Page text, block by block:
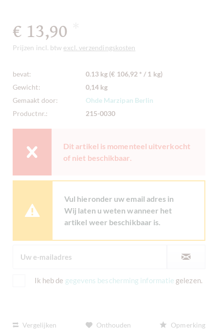
€ 13,90
Prijzen incl. btw excl. verzendingskosten
bevat:
0.13 kg (€ 106,92 * / 1 kg)
Gewicht:
0,14 kg
Gemaakt door:
Ohde Marzipan Berlin
Productnr.:
215-0030
Dit artikel is momenteel uitverkocht
of niet beschikbaar.
Vul hieronder uw email adres in
Wij laten u weten wanneer het
artikel weer beschikbaar is.
Ik heb de gegevens bescherming informatie gelezen.
Vergelijken Onthouden Opmerking